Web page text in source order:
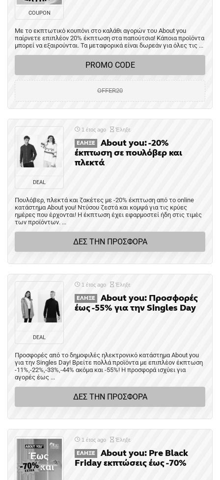
COUPON
Με το εκπτωτικό κουπόνι στο καλάθι αγορών του About you
παίρνετε επιπλέον 20% έκπτωση στα παπούτσια! Κάποια προϊόντα
μπορεί να εξαιρούνται. Τα μεταφορικά είναι δωρεάν για όλες τις ...
PROMO CODE
OFFER20
DEAL
1 έτος ago Έληξε
ΈΛΗΞΕ
About you: -20%
έκπτωση σε πουλόβερ και
πλεκτά
Πουλόβερ, πλεκτά και ζακέτες με -20% έκπτωση από το online
κατάστημα About you! Ντύσου ζεστά και κομψά για τις κρύες
ημέρες που έρχονται! Η έκπτωση έχει εφαρμοστεί ήδη στις τιμές
των προϊόντων. ...
ΔΕΣ ΤΗΝ ΠΡΟΣΦΟΡΑ
DEAL
1 έτος ago Έληξε
ΈΛΗΞΕ
About you: Προσφορές
έως -55% για την Singles Day
Προσφορές από το δημοφιλές ηλεκτρονικό κατάστημα About you
για την Singles Day! Βρείτε πολλά προϊόντα με επιπλέον έκπτωση
-11%,-22%,-33%,-44% ακόμα και -55%! Η προσφορά ισχύει για
αγορές έως ...
ΔΕΣ ΤΗΝ ΠΡΟΣΦΟΡΑ
1 έτος ago Έληξε
ΈΛΗΞΕ
About you: Pre Black
Friday εκπτώσεις έως -70%